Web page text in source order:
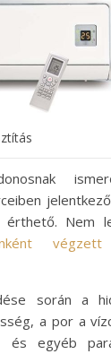
érthető. Nem
során a
a por a
egyéb